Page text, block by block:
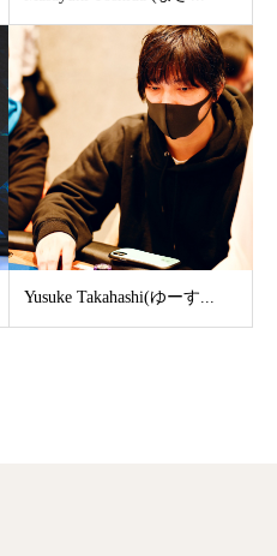
Yusuke Takahashi(ゆーす...